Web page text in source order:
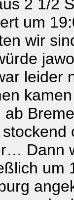
2 1/2
um
wir
leider
ab
Dann
um